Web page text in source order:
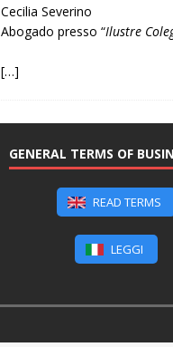
Cecilia Severino
Abogado presso “Ilustre
[…]
GENERAL TERMS OF
READ TERMS
LEGGI